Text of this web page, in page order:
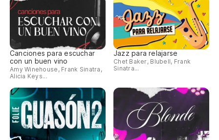
Canciones para escuchar
con un buen vino
Amy Winehouse, Frank Sinatra,
Alicia Keys...
Jazz para relajarse
Chet Baker, Blubell, Frank
Sinatra...